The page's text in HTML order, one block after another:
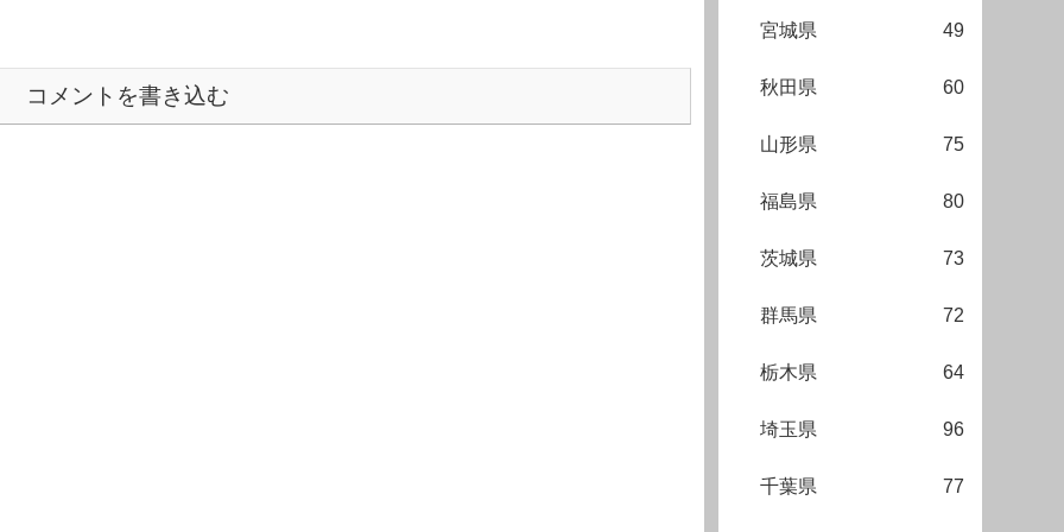
コメントを書き込む
宮城県 49
秋田県 60
山形県 75
福島県 80
茨城県 73
群馬県 72
栃木県 64
埼玉県 96
千葉県 77